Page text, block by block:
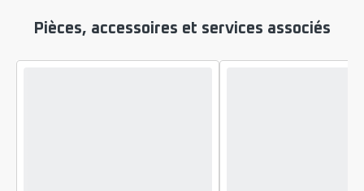
Pièces, accessoires et services associés